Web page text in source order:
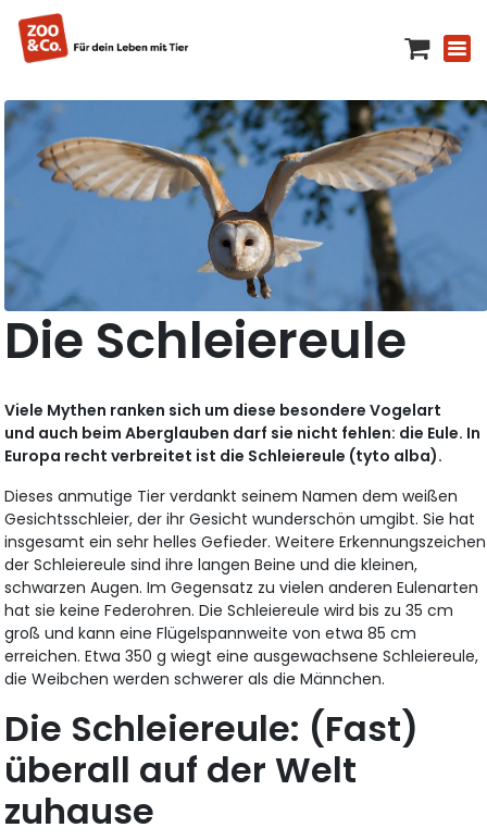
Die Schleiereule
Viele Mythen ranken sich um diese besondere Vogelart
und auch beim Aberglauben darf sie nicht fehlen: die Eule. In
Europa recht verbreitet ist die Schleiereule (tyto alba).
Dieses anmutige Tier verdankt seinem Namen dem weißen
Gesichtsschleier, der ihr Gesicht wunderschön umgibt. Sie hat
insgesamt ein sehr helles Gefieder. Weitere Erkennungszeichen
der Schleiereule sind ihre langen Beine und die kleinen,
schwarzen Augen. Im Gegensatz zu vielen anderen Eulenarten
hat sie keine Federohren. Die Schleiereule wird bis zu 35 cm
groß und kann eine Flügelspannweite von etwa 85 cm
erreichen. Etwa 350 g wiegt eine ausgewachsene Schleiereule,
die Weibchen werden schwerer als die Männchen.
Die Schleiereule: (Fast)
überall auf der Welt
zuhause